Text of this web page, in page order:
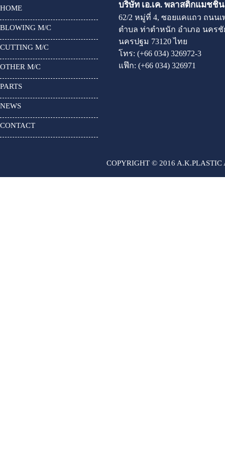
HOME
BLOWING M/C
CUTTING M/C
OTHER M/C
PARTS
NEWS
CONTACT
บริษัท เอ.เค. พลาสติกแมชชิ
62/2 หมู่ที่ 4, ซอยแคแถว ถนนเ
ตำบล ท่าตำหนัก อำเภอ นครชั
นครปฐม 73120 ไทย
โทร: (+66 034) 326972-3
แฟ๊ก: (+66 034) 326971
COPYRIGHT © 2016 A.K.PLASTIC